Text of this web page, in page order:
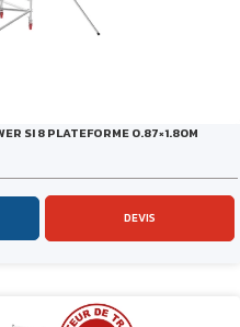
SI 8 PLATEFORME 0.87×1.80M
DEVIS